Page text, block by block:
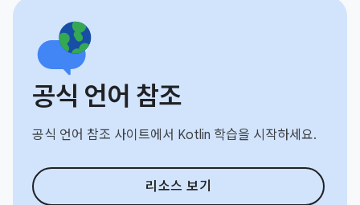
공식 언어 참조
공식 언어 참조 사이트에서 Kotlin 학습을 시작하세요.
리소스 보기